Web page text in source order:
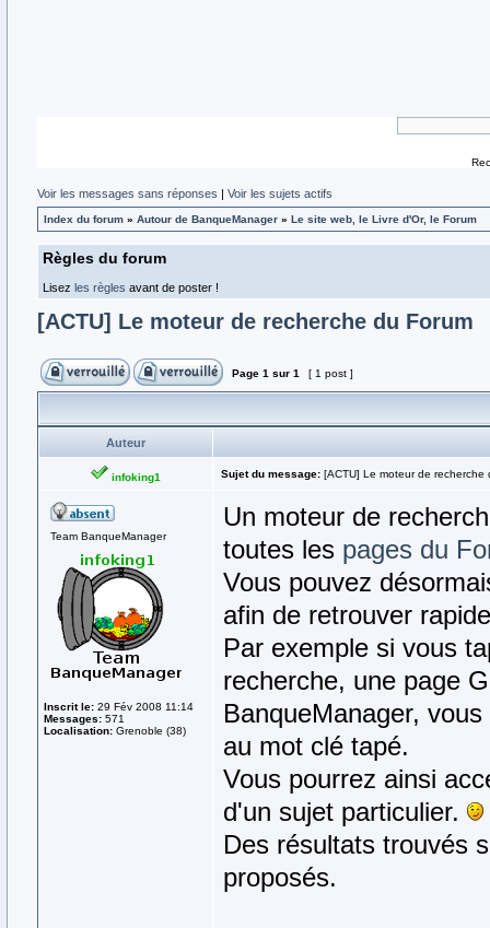
Voir les messages sans réponses | Voir les sujets actifs
Index du forum » Autour de BanqueManager » Le site web, le Livre d'Or, le Forum
Règles du forum
Lisez les règles avant de poster !
[ACTU] Le moteur de recherche du Forum
Page 1 sur 1 [ 1 post ]
Auteur
infoking1 Sujet du message: [ACTU] Le moteur de recherche
Team BanqueManager
Inscrit le: 29 Fév 2008 11:14
Messages: 571
Localisation: Grenoble (38)
Un moteur de
toutes les pages du
Vous pouvez
afin de retrouver
Par exemple si vous
recherche, une page
BanqueManager,
au mot clé tapé.
Vous pourrez ainsi
d'un sujet particulier.
Des résultats trouvés
proposés.